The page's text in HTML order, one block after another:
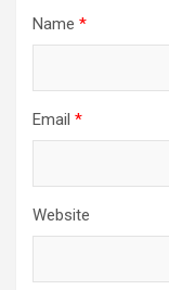
Name *
Email *
Website